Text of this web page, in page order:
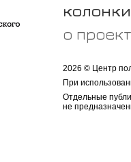
колонки
о
2026 © Центр
При
Отдельные
не